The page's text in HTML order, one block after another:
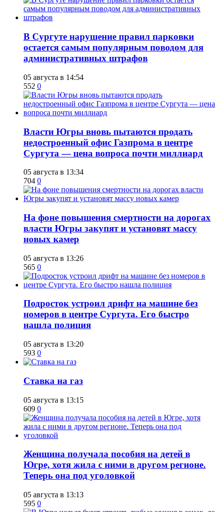
В Сургуте нарушение правил парковки
остается самым популярным поводом для
административных штрафов
05 августа в 14:54
552 0
Власти Югры вновь пытаются продать
недостроенный офис Газпрома в центре
Сургута — цена вопроса почти миллиард
05 августа в 13:34
704 0
На фоне повышения смертности на дорогах
власти Югры закупят и установят массу
новых камер
05 августа в 13:26
565 0
Подросток устроил дрифт на машине без
номеров в центре Сургута. Его быстро
нашла полиция
05 августа в 13:20
593 0
Ставка на газ
05 августа в 13:15
609 0
Женщина получала пособия на детей в
Югре, хотя жила с ними в другом регионе.
Теперь она под уголовкой
05 августа в 13:13
595 0